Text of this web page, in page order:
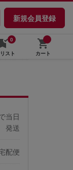
新規会員登録
0
スト
カート
当日
発送
配便